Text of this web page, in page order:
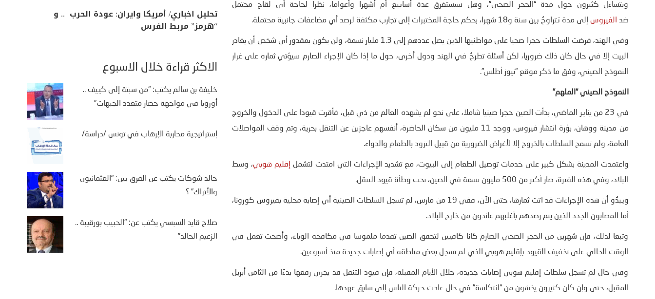
ويتساءل كثيرون حول مدة “الحجر الصحي”، وهل سيستغرق عدة أسابيع أم أشهرا وأعواما، نظرا لحاجة أي لقاح محتمل
ضد الفيروس إلى مدة تتراوحُ بين سنة و18 شهرا، بحكم حاجة المختبرات إلى تجارب مكثفة لرصد أي مضاعفات جانبية محتملة.
وفي الهند، فرضت السلطات حجرا صحيا على مواطنيها الذين يصل عددهم إلى 1.3 مليار نسمة، ولن يكون بمقدور أي شخص أن يغادر
البيت إلا في حال كان ذلك ضروريا، لكن أسئلة تطرحُ في الهند ودول أخرى، حول ما إذا كان الإجراء الصارم سيؤتي ثماره على غرار
النموذج الصيني، وفق ما ذكر موقع “نيوز أطلس”.
النموذج الصيني “الملهم”
في 23 من يناير الماضي، بدأت الصين حجرا صينيا شاملا، على نحو لم يشهده العالم من ذي قبل، فأقرت قيودا على الدخول والخروج
من مدينة ووهان، بؤرة انتشار فيروس، ووجد 11 مليون من سكان الحاضرة، أنفسهم عاجزين عن التنقل بحرية، وتم وقف المواصلات
العامة، ولم تسمح السلطات بالخروج إلا لأغراض الضرورية من قبيل التزود بالطعام والدواء.
واعتمدت المدينة بشكل كبير على خدمات توصيل الطعام إلى البيوت، مع تشديد الإجراءات التي امتدت لتشمل إقليم هوبي، وسط
البلاد، وفي هذه الفترة، صار أكثر من 500 مليون نسمة في الصين، تحت وطأة قيود التنقل.
ويبدُو أن هذه الإجراءات قد آتت ثمارها، حتى الآن، ففي 19 من مارس، لم تسجل السلطات الصينية أي إصابة محلية بفيروس كورونا،
أما المصابون الجدد الذين يتم رصدهم بأغلبهم عائدون من خارج البلاد.
وتبعا لذلك، فإن شهرين من الحجر الصحي الصارم كانا كافيين لتحقق الصين تقدما ملموسا في مكافحة الوباء، وأضحت تعمل في
الوقت الحالي على تخفيف القيود بإقليم هوبي الذي لم تسجل بعض مناطقه أي إصابات جديدة منذ أسبوعين.
وفي حال لم تسجل سلطات إقليم هوبي إصابات جديدة، خلال الأيام المقبلة، فإن قيود التنقل قد يجري رفعها بدءًا من الثامن أبريل
المقبل، حتى وإن كان كثيرون يخشون من “انتكاسة” في حال عادت حركة الناس إلى سابق عهدها.
تحليل اخباري/ أمريكا وايران: عودة الحرب .. و
“هرمز” مربط الفرس
الأكثر قراءة خلال الأسبوع
خليفة بن سالم يكتب: “من سبتة إلى كييف ..
أوروبا في مواجهة حصار متعدد الجبهات”
إستراتيجية محاربة الإرهاب في تونس /دراسة/
خالد شوكات يكتب عن الفرق بين: “العثمانيون
والأتراك” ؟
صلاح قايد السبسي يكتب عن: “الحبيب بورقيبة ..
الزعيم الخالد”